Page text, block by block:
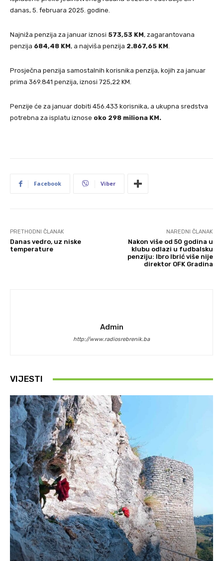
danas, 5. februara 2025. godine.
Najniža penzija za januar iznosi 573,53 KM, zagarantovana
penzija 684,48 KM, a najviša penzija 2.867,65 KM.
Prosječna penzija samostalnih korisnika penzija, kojih za januar
prima 369.841 penzija, iznosi 725,22 KM.
Penzije će za januar dobiti 456.433 korisnika, a ukupna sredstva
potrebna za isplatu iznose oko 298 miliona KM.
Facebook Viber
PRETHODNI ČLANAK
Danas vedro, uz niske
temperature
NAREDNI ČLANAK
Nakon više od 50 godina u
klubu odlazi u fudbalsku
penziju: Ibro Ibrić više nije
direktor OFK Gradina
Admin
http://www.radiosrebrenik.ba
VIJESTI